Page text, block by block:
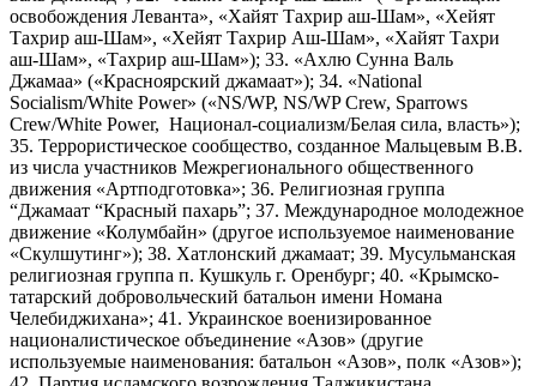
освобождения Леванта», «Хайят Тахрир аш-Шам», «Хейят
Тахрир аш-Шам», «Хейят Тахрир Аш-Шам», «Хайят Тахри
аш-Шам», «Тахрир аш-Шам»); 33. «Ахлю Сунна Валь
Джамаа» («Красноярский джамаат»); 34. «National
Socialism/White Power» («NS/WP, NS/WP Crew, Sparrows
Crew/White Power, Национал-социализм/Белая сила, власть»);
35. Террористическое сообщество, созданное Мальцевым В.В.
из числа участников Межрегионального общественного
движения «Артподготовка»; 36. Религиозная группа
“Джамаат “Красный пахарь”; 37. Международное молодежное
движение «Колумбайн» (другое используемое наименование
«Скулшутинг»); 38. Хатлонский джамаат; 39. Мусульманская
религиозная группа п. Кушкуль г. Оренбург; 40. «Крымско-
татарский добровольческий батальон имени Номана
Челебиджихана»; 41. Украинское военизированное
националистическое объединение «Азов» (другие
используемые наименования: батальон «Азов», полк «Азов»);